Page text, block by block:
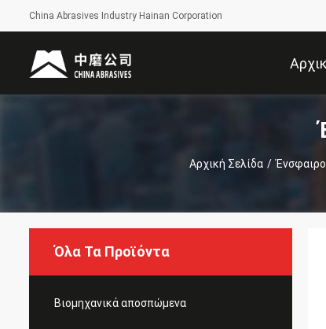
China Abrasives Industry Hainan Corporation
Αρχική Σελίδα /
Όλα Τα Προϊόντα
Βιομηχανικά αποσπώμενα